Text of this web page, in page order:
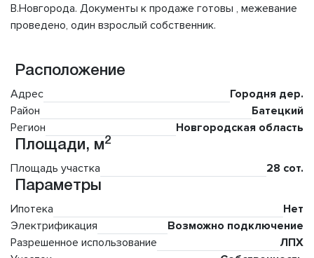
В.Новгорода. Документы к продаже готовы , межевание
проведено, один взрослый собственник.
Расположение
Адрес
Городня дер.
Район
Батецкий
Регион
Новгородская область
Площади, м2
Площадь участка
28 сот.
Параметры
Ипотека
Нет
Электрификация
Возможно подключение
Разрешенное использование
ЛПХ